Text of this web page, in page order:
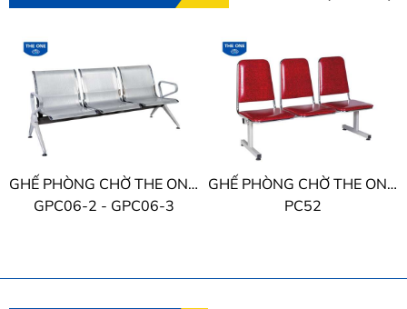
GHẾ PHÒNG CHỜ THE ONE TỰA THÉP
GPC06-2 - GPC06-3
GHẾ PHÒNG CHỜ THE ONE BỌC PVC
PC52